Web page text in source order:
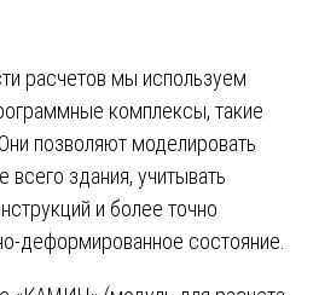
расчетов мы используем
комплексы, такие
позволяют моделировать
всего здания, учитывать
и более точно
деформированное состояние.